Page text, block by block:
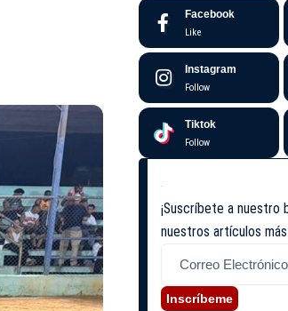
Facebook
Like
Instagram
Follow
Tiktok
Follow
¡Suscríbete a nuestro
nuestros artículos
Inscríbeme